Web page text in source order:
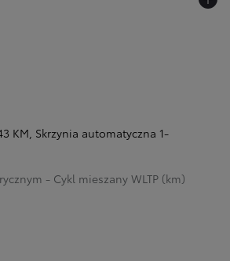
KM, Skrzynia automatyczna 1-
- Cykl mieszany WLTP (km)